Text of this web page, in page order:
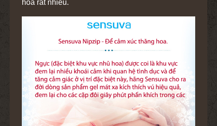
hoa rất nhiều.